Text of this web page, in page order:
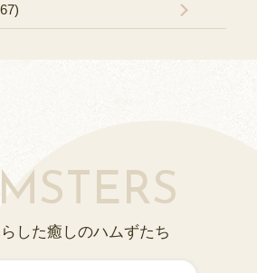
した癒しのハムずたち